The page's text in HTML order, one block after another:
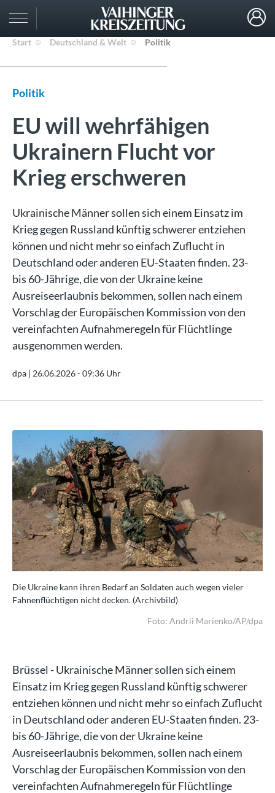
Start Deutschland & Welt Politik
Politik
EU will wehrfähigen
Ukrainern Flucht vor
Krieg erschweren
Ukrainische Männer sollen sich einem Einsatz im
Krieg gegen Russland künftig schwerer entziehen
können und nicht mehr so einfach Zuflucht in
Deutschland oder anderen EU-Staaten finden. 23-
bis 60-Jährige, die von der Ukraine keine
Ausreiseerlaubnis bekommen, sollen nach einem
Vorschlag der Europäischen Kommission von den
vereinfachten Aufnahmeregeln für Flüchtlinge
ausgenommen werden.
dpa | 26.06.2026 - 09:36 Uhr
Die Ukraine kann ihren Bedarf an Soldaten auch wegen vieler
Fahnenflüchtigen nicht decken. (Archivbild)
Foto: Andrii Marienko/AP/dpa
Brüssel - Ukrainische Männer sollen sich einem
Einsatz im Krieg gegen Russland künftig schwerer
entziehen können und nicht mehr so einfach Zuflucht
in Deutschland oder anderen EU-Staaten finden. 23-
bis 60-Jährige, die von der Ukraine keine
Ausreiseerlaubnis bekommen, sollen nach einem
Vorschlag der Europäischen Kommission von den
vereinfachten Aufnahmeregeln für Flüchtlinge